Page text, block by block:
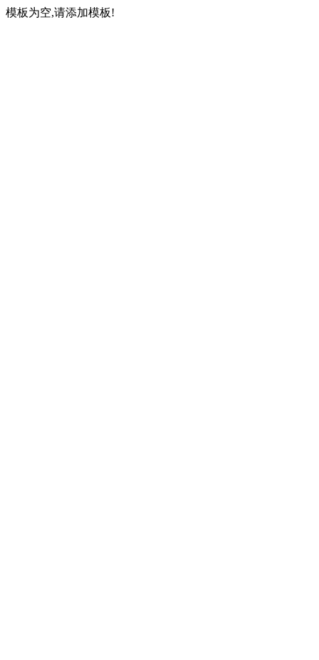
模板为空,请添加模板!